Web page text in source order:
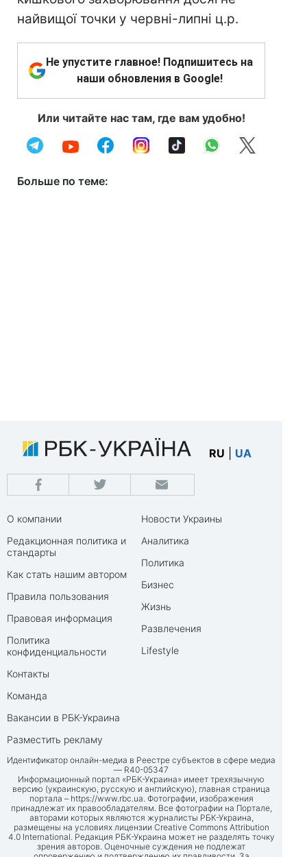
найвищої точки у червні-липні ц.р.
Не упустите главное! Подпишитесь на
наши обновления в Google!
Или читайте нас там, где вам удобно!
Больше по теме:
RU UA
О компании
Редакционная политика и
стандарты
Как стать нашим автором
Правила пользования
Правовая информация
Политика
конфиденциальности
Контакты
Команда
Вакансии в РБК-Украина
Разместить рекламу
Новости Украины
Аналитика
Политика
Бизнес
Жизнь
Развлечения
Lifestyle
Идентификатор онлайн-медиа в Реестре субъектов в сфере медиа
— R40-05347
Информационный портал «РБК-Украина» имеет трехязычную
версию (украинскую, русскую и английскую), главная страница
портала – https://www.rbc.ua. Фотографии, изображения
принадлежат их правообладателям. Все фотографии на Портале,
авторами которых являются журналисты РБК-Украина,
размещены на условиях лицензии Creative Commons Attribution
4.0 International. Редакция РБК-Украина может не разделять точку
зрения авторов. Оценочные суждения не подлежат